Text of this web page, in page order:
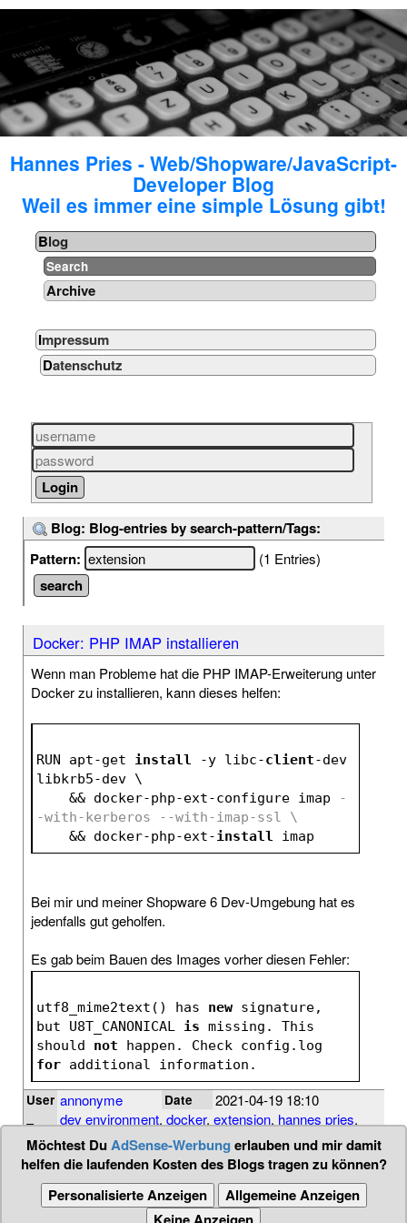
Hannes Pries - Web/Shopware/JavaScript-
Developer Blog
Weil es immer eine simple Lösung gibt!
Blog
Search
Archive
Impressum
Datenschutz
Blog: Blog-entries by search-pattern/Tags:
Pattern:
(1 Entries)
Docker: PHP IMAP installieren
Wenn man Probleme hat die PHP IMAP-Erweiterung unter
Docker zu installieren, kann dieses helfen:
RUN apt-get install -y libc-client-dev
libkrb5-dev \
    && docker-php-ext-configure imap
-
-with-kerberos --with-imap-ssl \
    && docker-php-ext-
install imap
Bei mir und meiner Shopware 6 Dev-Umgebung hat es
jedenfalls gut geholfen.
Es gab beim Bauen des Images vorher diesen Fehler:
utf8_mime2text() has new signature,
but U8T_CANONICAL is missing. This
should not
for additional information.
User annonyme Date 2021-04-19 18:10
Tags dev environment, docker, extension, hannes pries,
imap ,php shopware 6
Möchtest DuAdSense-Werbung erlauben und mir damit
helfen die laufenden Kosten des Blogs tragen zu können?
Personalisierte Anzeigen
Allgemeine Anzeigen